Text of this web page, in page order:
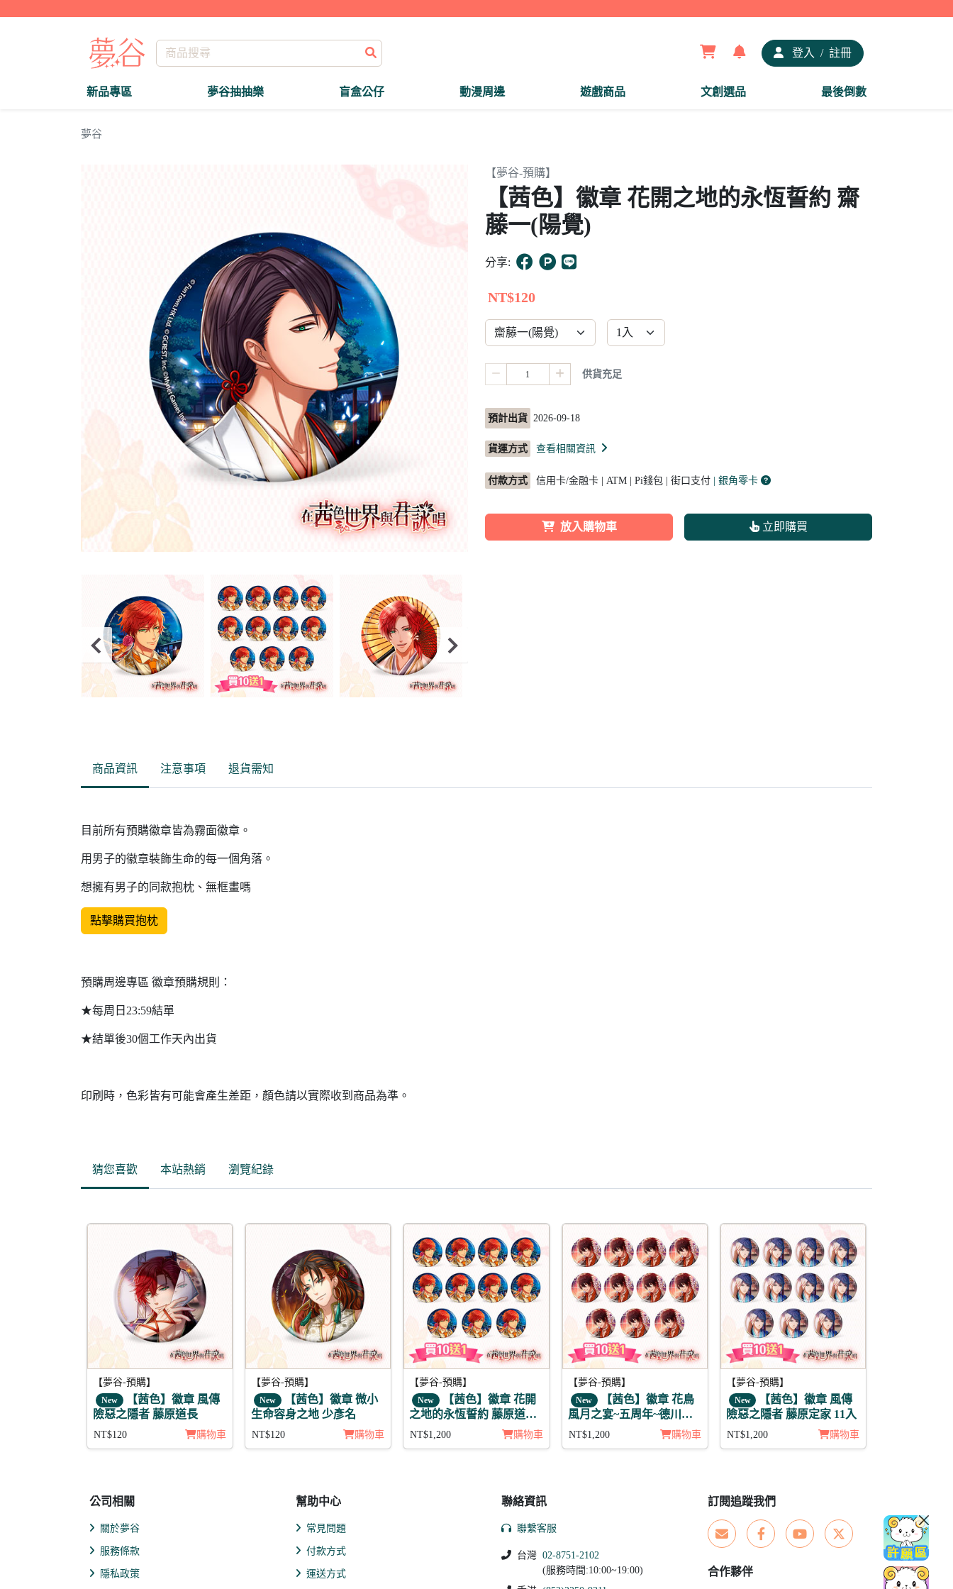
登入 / 註冊
新品專區 夢谷抽抽樂 盲盒公仔 動漫周邊 遊戲商品 文創選品 最後倒數
夢谷
【夢谷-預購】
【茜色】徽章 花開之地的永恆誓約 齋
藤一(陽覺)
分享:
NT$120
供貨充足
預計出貨 2026-09-18
貨運方式 查看相關資訊
付款方式 信用卡/金融卡 | ATM | Pi錢包 | 街口支付 | 銀角零卡
放入購物車 立即購買
商品資訊 注意事項 退貨需知
目前所有預購徽章皆為霧面徽章。
用男子的徽章裝飾生命的每一個角落。
想擁有男子的同款抱枕、無框畫嗎
點擊購買抱枕
預購周邊專區 徽章預購規則：
★每周日23:59結單
★結單後30個工作天內出貨
印刷時，色彩皆有可能會產生差距，顏色請以實際收到商品為準。
猜您喜歡 本站熱銷 瀏覽紀錄
【夢谷-預購】
New 【茜色】徽章 風傳
險惡之隱者 藤原道長
NT$120 購物車
【夢谷-預購】
New 【茜色】徽章 微小
生命容身之地 少彥名
NT$120 購物車
【夢谷-預購】
New 【茜色】徽章 花開
之地的永恆誓約 藤原道長
(陰覺) 11入
NT$1,200 購物車
【夢谷-預購】
New
【茜色】徽章 花鳥
風月之宴~五周年~德川家
光(陽覺)11入
NT$1,200 購物車
【夢谷-預購】
New
【茜色】徽章 風傳
險惡之隱者 藤原定家 11入
NT$1,200 購物車
公司相關
關於夢谷
服務條款
隱私政策
幫助中心
常見問題
付款方式
運送方式
聯絡資訊
聯繫客服
台灣 02-8751-2102
(服務時間:10:00~19:00)
訂閱追蹤我們
合作夥伴